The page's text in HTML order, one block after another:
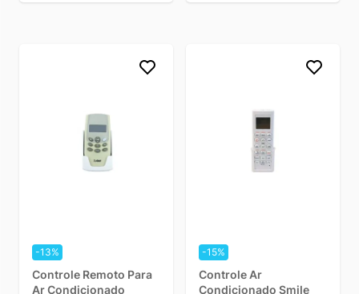
-13%
Controle Remoto Para
Ar Condicionado
-15%
Controle Ar
Condicionado Smile